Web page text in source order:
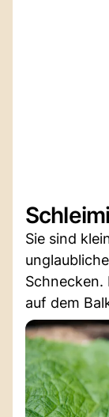
Sie sind
Schnecken.
auf dem